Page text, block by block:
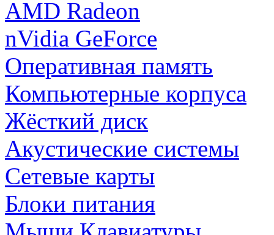
AMD Radeon
nVidia GeForce
Оперативная память
Компьютерные корпуса
Жёсткий диск
Акустические системы
Сетевые карты
Блоки питания